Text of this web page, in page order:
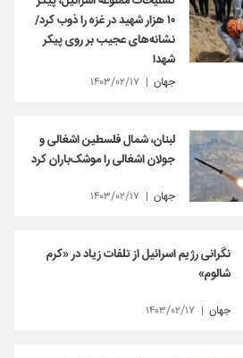
۱۰ هزار شهید در غزه را ذوب کرد/
نشانه‌های عجیب بر روی پیکر
شهدا
جهان ۱۴۰۳/۰۲/۱۷
لبنان، شمال فلسطین اشغالی و
جولان اشغالی را موشک‌باران کرد
جهان ۱۴۰۳/۰۲/۱۷
نگرانی رژیم اسرائیل از تلفات زیاد در «کرم
شالوم»
جهان ۱۴۰۳/۰۲/۱۷